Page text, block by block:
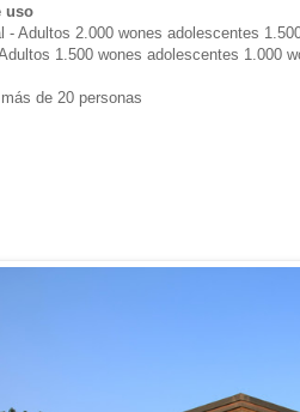
uso
- Adultos 2.000 wones adolescentes
1.500 wones adolescentes 1.000
de 20 personas